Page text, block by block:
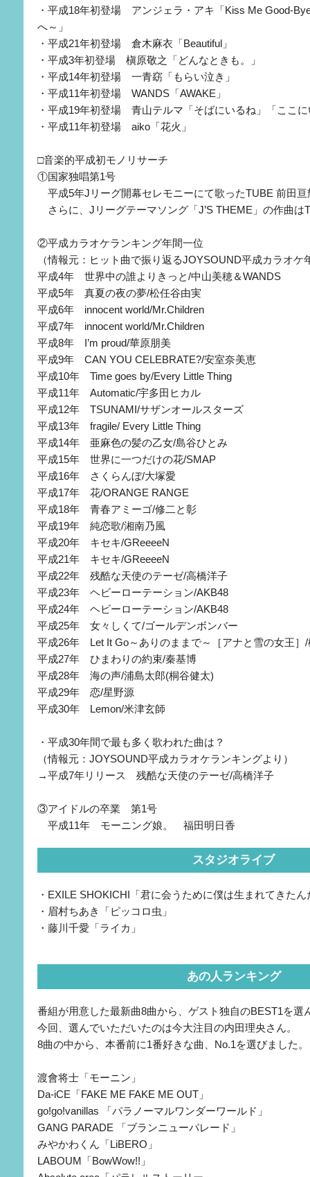
・平成18年初登場 アンジェラ・アキ「Kiss Me Good-
へ～」
・平成21年初登場 倉木麻衣「Beautiful」
・平成3年初登場 槇原敬之「どんなときも。」
・平成14年初登場 一青窈「もらい泣き」
・平成11年初登場 WANDS「AWAKE」
・平成19年初登場 青山テルマ「そばにいるね」「ここ
・平成11年初登場 aiko「花火」
□音楽的平成初モノリサーチ
①国家独唱第1号
平成5年Jリーグ開幕セレモニーにて歌ったTUBE 前田亘
さらに、Jリーグテーマソング「J’S THEME」の作曲は
②平成カラオケランキング年間一位
（情報元：ヒット曲で振り返るJOYSOUND平成カラオケ
平成4年 世界中の誰よりきっと/中山美穂＆WANDS
平成5年 真夏の夜の夢/松任谷由実
平成6年 innocent world/Mr.Children
平成7年 innocent world/Mr.Children
平成8年 I’m proud/華原朋美
平成9年 CAN YOU CELEBRATE?/安室奈美恵
平成10年 Time goes by/Every Little Thing
平成11年 Automatic/宇多田ヒカル
平成12年 TSUNAMI/サザンオールスターズ
平成13年 fragile/ Every Little Thing
平成14年 亜麻色の髪の乙女/島谷ひとみ
平成15年 世界に一つだけの花/SMAP
平成16年 さくらんぼ/大塚愛
平成17年 花/ORANGE RANGE
平成18年 青春アミーゴ/修二と彰
平成19年 純恋歌/湘南乃風
平成20年 キセキ/GReeeeN
平成21年 キセキ/GReeeeN
平成22年 残酷な天使のテーゼ/高橋洋子
平成23年 ヘビーローテーション/AKB48
平成24年 ヘビーローテーション/AKB48
平成25年 女々しくて/ゴールデンボンバー
平成26年 Let It Go～ありのままで～［アナと雪の女王］/
平成27年 ひまわりの約束/秦基博
平成28年 海の声/浦島太郎(桐谷健太)
平成29年 恋/星野源
平成30年 Lemon/米津玄師
・平成30年間で最も多く歌われた曲は？
（情報元：JOYSOUND平成カラオケランキングより）
→平成7年リリース 残酷な天使のテーゼ/高橋洋子
③アイドルの卒業 第1号
平成11年 モーニング娘。 福田明日香
スタジオライブ
・EXILE SHOKICHI「君に会うために僕は生まれてきたん
・眉村ちあき「ピッコロ虫」
・藤川千愛「ライカ」
あの人ランキング
番組が用意した最新曲8曲から、ゲスト独自のBEST1を選
今回、選んでいただいたのは今大注目の内田理央さん。
8曲の中から、本番前に1番好きな曲、No.1を選びました。
渡會将士「モーニン」
Da-iCE「FAKE ME FAKE ME OUT」
go!go!vanillas 「パラノーマルワンダーワールド」
GANG PARADE 「ブランニューパレード」
みやかわくん「LiBERO」
LABOUM「BowWow!!」